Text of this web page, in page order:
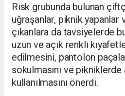
Risk grubunda bulunan
uğraşanlar, piknik yapanlar
çıkanlara da tavsiyelerde
uzun ve açık renkli
edilmesini, pantolon
sokulmasını ve
kullanılmasını önerdi.